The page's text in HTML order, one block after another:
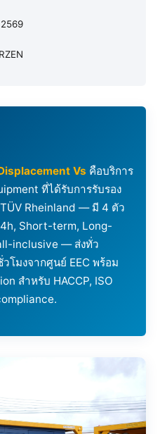
Vs คือบริการ
ที่ได้รับการรับรอง
Rheinland — มี 4 ตัว
Short-term, Long-
inclusive — ส่งทั่ว
โมงจากศูนย์ EEC พร้อม
สำหรับ HACCP, ISO